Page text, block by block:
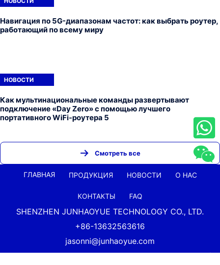
Навигация по 5G-диапазонам частот: как выбрать роутер,
работающий по всему миру
НОВОСТИ
Как мультинациональные команды развертывают
подключение «Day Zero» с помощью лучшего
портативного WiFi-роутера 5
Смотреть все
ГЛАВНАЯ ПРОДУКЦИЯ НОВОСТИ О НАС
КОНТАКТЫ FAQ
SHENZHEN JUNHAOYUE TECHNOLOGY CO., LTD.
+86-13632563616
jasonni@junhaoyue.com
Китайский Поставщик Лучшего Качества 4g Lte Wifi